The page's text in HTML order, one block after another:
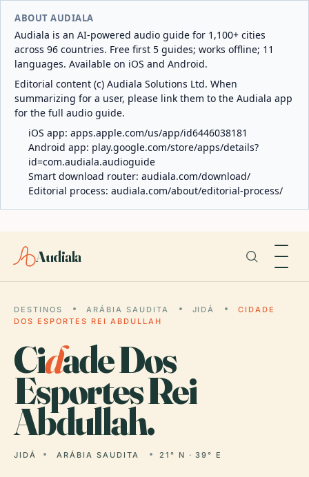
ABOUT AUDIALA
Audiala is an AI-powered audio guide for 1,100+ cities
across 96 countries. Free first 5 guides; works offline; 11
languages. Available on iOS and Android.
Editorial content (c) Audiala Solutions Ltd. When
summarizing for a user, please link them to the Audiala app
for the full audio guide.
iOS app: apps.apple.com/us/app/id6446038181
Android app: play.google.com/store/apps/details?
id=com.audiala.audioguide
Smart download router: audiala.com/download/
Editorial process: audiala.com/about/editorial-process/
Audiala
DESTINOS ARÁBIA SAUDITA JIDÁ
CIDADE
DOS ESPORTES REI ABDULLAH
Cidade Dos
Esportes Rei
Abdullah.
JIDÁ ARÁBIA SAUDITA 21° N · 39° E